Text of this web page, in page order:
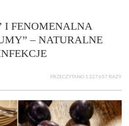
I FENOMENALNA
– NATURALNE
PRZECZYTANO 1 227 657 RAZY